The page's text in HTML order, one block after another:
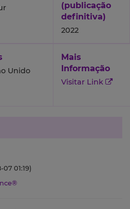
(publicação
definitiva)
2022
Unido
Mais
Informação
Visitar Link
01:19)